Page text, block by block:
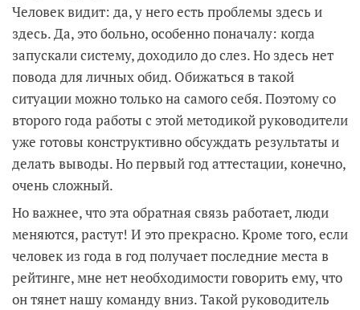
Человек видит: да, у него есть проблемы здесь и
здесь. Да, это больно, особенно поначалу: когда
запускали систему, доходило до слез. Но здесь нет
повода для личных обид. Обижаться в такой
ситуации можно только на самого себя. Поэтому со
второго года работы с этой методикой руководители
уже готовы конструктивно обсуждать результаты и
делать выводы. Но первый год аттестации, конечно,
очень сложный.
Но важнее, что эта обратная связь работает, люди
меняются, растут! И это прекрасно. Кроме того, если
человек из года в год получает последние места в
рейтинге, мне нет необходимости говорить ему, что
он тянет нашу команду вниз. Такой руководитель